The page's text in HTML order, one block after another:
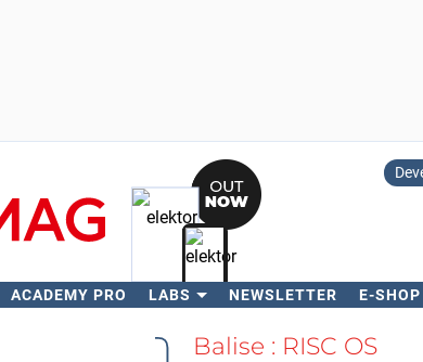
ACADEMY PRO LABS NEWSLETTER E-SHOP
RechercherBalise : RISC OS